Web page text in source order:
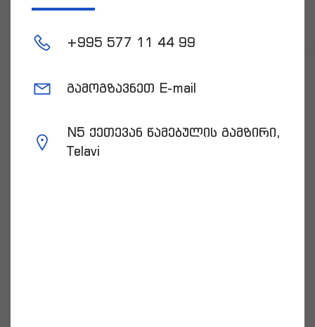
+995 577 11 44 99
გამოგზავნეთ E-mail
N5 ქეთევან წამებულის გამზირი,
Telavi